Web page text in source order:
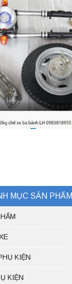
MỤC SẢN PHẨM
KIỆN
KIỆN